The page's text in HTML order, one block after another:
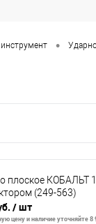
•
плоское КОБАЛЬТ
(249-563)
/ шт
цену и наличие уточняйте 8